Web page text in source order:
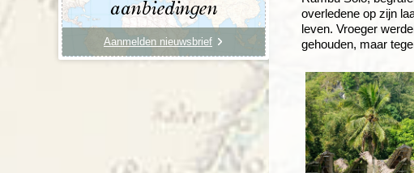
overledene op zijn
leven. Vroeger
gehouden, maar
aanbiedingen
Aanmelden nieuwsbrief